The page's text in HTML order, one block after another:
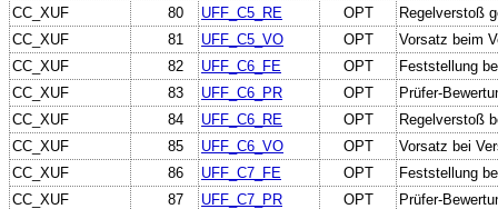
CC_XUF
80 UFF_C5_RE OPT
Regelverstoß
CC_XUF
81 UFF_C5_VO OPT
Vorsatz beim
CC_XUF
82 UFF_C6_FE OPT
Feststellung
CC_XUF
83 UFF_C6_PR OPT
Prüfer-
CC_XUF
84 UFF_C6_RE OPT
Regelverstoß
CC_XUF
85 UFF_C6_VO OPT
Vorsatz bei
CC_XUF
86 UFF_C7_FE OPT
Feststellung
CC_XUF
87 UFF_C7_PR OPT
Prüfer-